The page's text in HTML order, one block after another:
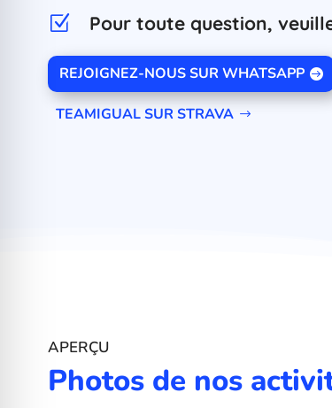
Z
Pour toute question,
REJOIGNEZ-NOUS SUR WHATSAPP
TEAMIGUAL SUR STRAVA
APERÇU
Photos de nos